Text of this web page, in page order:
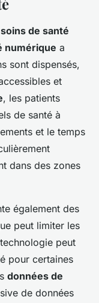
de santé
numérique a
sont dispensés,
et
, les patients
de santé à
et le temps
dans des zones
également des
peut limiter les
peut
pour certaines
données de
de données